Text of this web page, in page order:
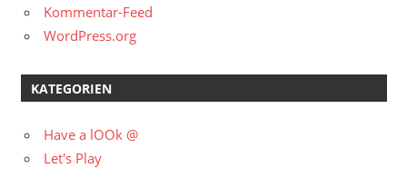
Kommentar-Feed
WordPress.org
KATEGORIEN
Have a lOOk @
Let's Play